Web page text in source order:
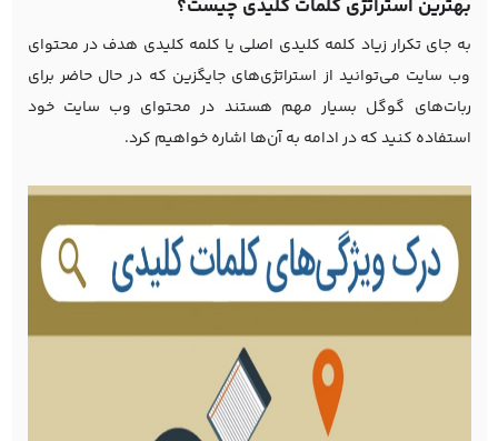
بهترین استراتژی کلمات کلیدی چیست؟
به جای تکرار زیاد کلمه کلیدی اصلی یا کلمه کلیدی هدف در محتوای
وب سایت می‌توانید از استراتژی‌های جایگزین که در حال حاضر برای
ربات‌های گوگل بسیار مهم هستند در محتوای وب سایت خود
استفاده کنید که در ادامه به آن‌ها اشاره خواهیم کرد.